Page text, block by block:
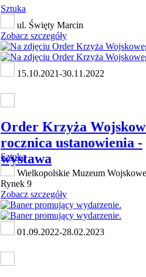
Sztuka
ul. Święty Marcin
Zobacz szczegóły
15.10.2021-30.11.2022
Order Krzyża
rocznica ustanowienia -
wystawa
Sztuka
Wielkopolskie Muzeum
Rynek 9
Zobacz szczegóły
01.09.2022-28.02.2023